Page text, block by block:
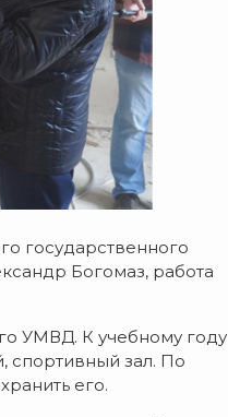
государственного
Богомаз, работа
УМВД. К учебному году
спортивный зал. По
его.